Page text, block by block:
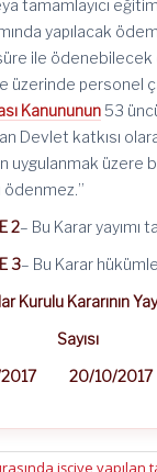
tamamlayıcı
yapılacak
ile ödenebilecek
üzerinde personel
Kanununun53
Devlet katkısı
uygulanmak üzere
ödenmez.”
2– Bu Karar yayımı
3– Bu Karar
Kurulu Kararının
Sayısı
2017 20/10/2017
işçiye